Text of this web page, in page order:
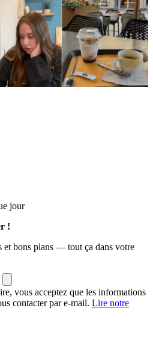
jour
!
et bons plans — tout ça dans votre
vous acceptez que les informations
contacter par e-mail. Lire notre